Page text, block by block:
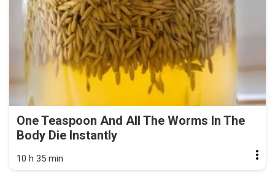
One Teaspoon And All The Worms In The
Body Die Instantly
10 h 35 min